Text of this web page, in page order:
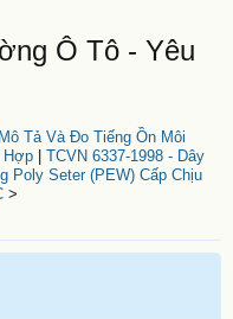
Ô Tô - Yêu
Tả Và Đo Tiếng Ồn Môi
Hợp| TCVN 6337-1998 - Dây
Poly Seter (PEW) Cấp Chịu
>